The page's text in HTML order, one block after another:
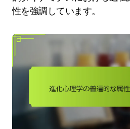
性を強調しています。